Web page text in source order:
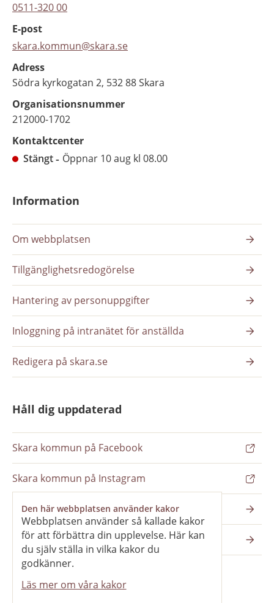
Den här webbplatsen använder kakor
Webbplatsen använder så kallade kakor
för att förbättra din upplevelse. Här kan
du själv ställa in vilka kakor du
godkänner.
Läs mer om våra kakor
0511-320 00
E-post
skara.kommun@skara.se
Adress
Södra kyrkogatan 2, 532 88 Skara
Organisationsnummer
212000-1702
Kontaktcenter
Stängt
Öppnar 10 aug kl 08.00
Information
Om webbplatsen
Tillgänglighetsredogörelse
Hantering av personuppgifter
Inloggning på intranätet för anställda
Redigera på skara.se
Håll dig uppdaterad
Skara kommun på Facebook
Skara kommun på Instagram
Nyhetsbrev
Pressrum
Våra webbplatser